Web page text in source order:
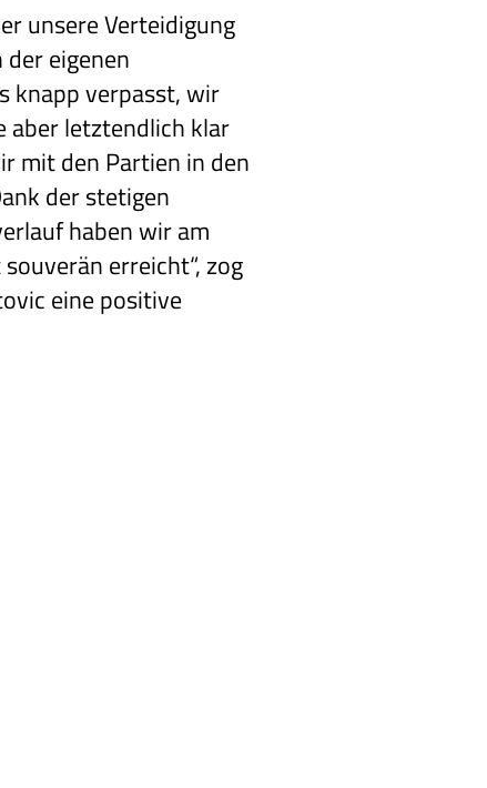
unsere Verteidigung
eigenen
knapp verpasst, wir
aber letztendlich klar
mit den Partien in den
der stetigen
haben wir am
erreicht“, zog
eine positive